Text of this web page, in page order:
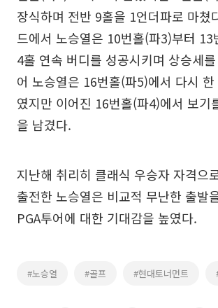
장식하며 전반 9홀을 1언더파로 마쳤
드에서 노승열은 10번홀(파3)부터 13
4홀 연속 버디를 성공시키며 상승세
어 노승열은 16번홀(파5)에서 다시
였지만 이어진 16번홀(파4)에서 보기
을 남겼다.
지난해 취리히 클래식 우승자 자격으
출전한 노승열은 비교적 무난한 출발
PGA투어에 대한 기대감을 높였다.
#노승열 #골프 #현대토너먼트